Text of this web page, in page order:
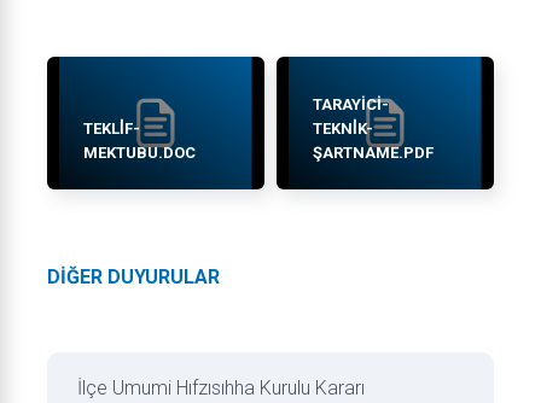
TEKLİF-
MEKTUBU.DOC
TARAYICI-
TEKNİK-
ŞARTNAME.PDF
DİĞER DUYURULAR
İlçe Umumi Hıfzısıhha Kurulu Kararı